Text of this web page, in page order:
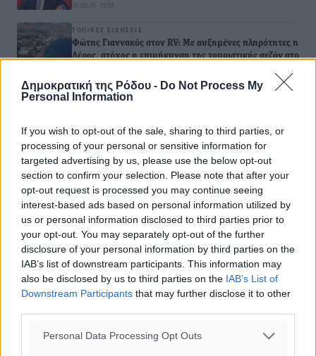
Δημοκρατική της Ρόδου - Do Not Process My
Personal Information
If you wish to opt-out of the sale, sharing to third parties, or
processing of your personal or sensitive information for
targeted advertising by us, please use the below opt-out
section to confirm your selection. Please note that after your
opt-out request is processed you may continue seeing
interest-based ads based on personal information utilized by
us or personal information disclosed to third parties prior to
your opt-out. You may separately opt-out of the further
disclosure of your personal information by third parties on the
IAB’s list of downstream participants. This information may
also be disclosed by us to third parties on the IAB’s List of
Downstream Participants that may further disclose it to other
Personal Data Processing Opt Outs
06.08.26 · 13:58
ΤΟΠΙΚΈΣ ΕΙΔΉΣΕΙΣ
Φώτης Γιαννακός στον RV: Με αυξημένες πληρότητες η
Λέρος, στόχος η επιμήκυνση της τουριστικής σεζόν στο
06.08.26 · 13:54
Σχολιασμός Άρθρου
Τα σχόλια εκφράζουν αποκλειστικά τον εκάστοτε
σχολιαστή. Η Δημοκρατική δεν υιοθετεί αυτές τις
απόψεις. Διατηρούμε το δικαίωμα να διαγράψουμε όποια
σχόλια θεωρούμε προσβλητικά ή περιέχουν ύβρεις, χωρίς
καμμία προειδοποίηση. Χρήστες που δεν τηρούν τους
όρους χρήσης αποκλείονται.
Προσθέστε ένα σχόλιο